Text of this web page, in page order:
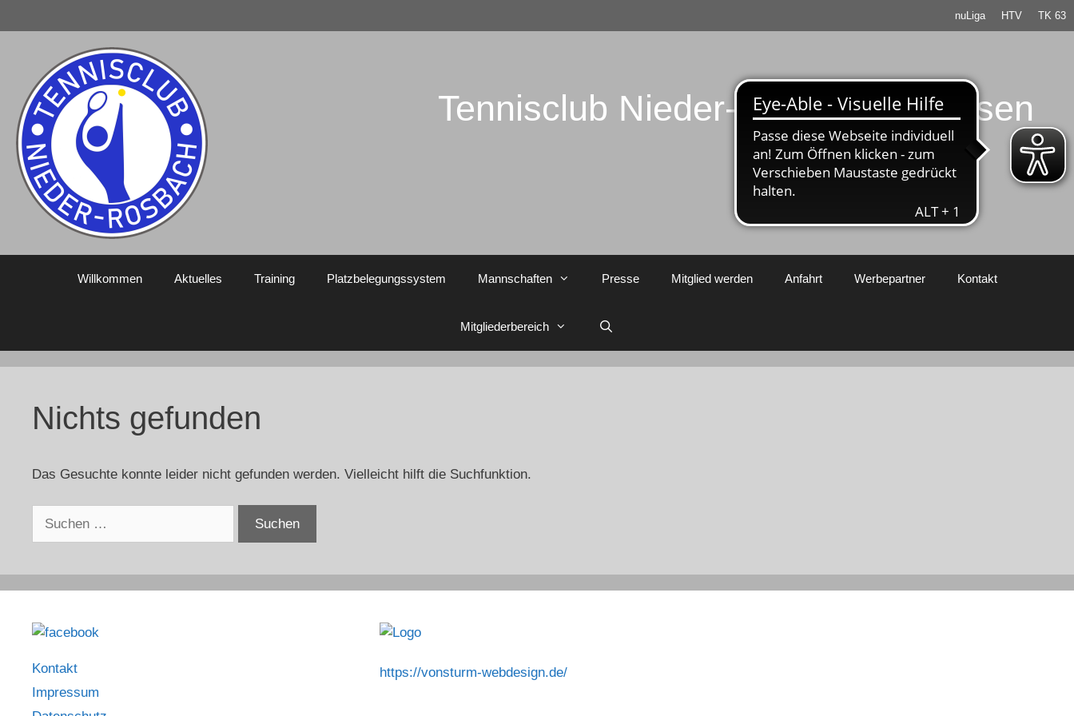
Inhalt
nuLiga HTV TK 63
Tennisclub Nieder-Rosbach / Hessen
Willkommen Aktuelles Training Platzbelegungssystem Mannschaften Presse Mitglied werden Anfahrt Werbepartner Kontakt
Mitgliederbereich
Nichts gefunden
Das Gesuchte konnte leider nicht gefunden werden. Vielleicht hilft die Suchfunktion.
Kontakt
Impressum
https://vonsturm-webdesign.de/